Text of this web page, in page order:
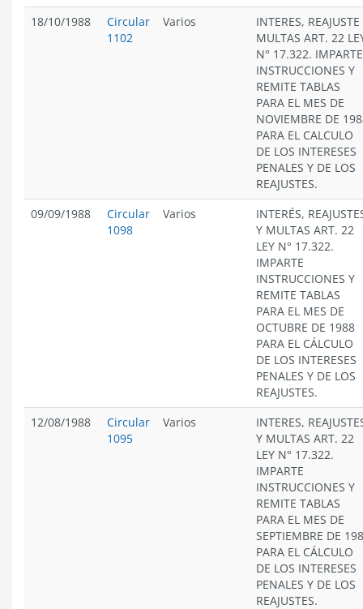
18/10/1988
Circular
1102
Varios
INTERES, REAJUSTE
MULTAS ART. 22
N° 17.322. IMPARTE
INSTRUCCIONES Y
REMITE TABLAS
PARA EL MES DE
NOVIEMBRE DE
PARA EL CALCULO
DE LOS INTERESES
PENALES Y DE LOS
REAJUSTES.
09/09/1988
Circular
1098
Varios
INTERÉS,
Y MULTAS ART. 22
LEY N° 17.322.
IMPARTE
INSTRUCCIONES Y
REMITE TABLAS
PARA EL MES DE
OCTUBRE DE 1988
PARA EL CÁLCULO
DE LOS INTERESES
PENALES Y DE LOS
REAJUSTES.
12/08/1988
Circular
1095
Varios
INTERES,
Y MULTAS ART. 22
LEY N° 17.322.
IMPARTE
INSTRUCCIONES Y
REMITE TABLAS
PARA EL MES DE
SEPTIEMBRE DE
PARA EL CÁLCULO
DE LOS INTERESES
PENALES Y DE LOS
REAJUSTES.